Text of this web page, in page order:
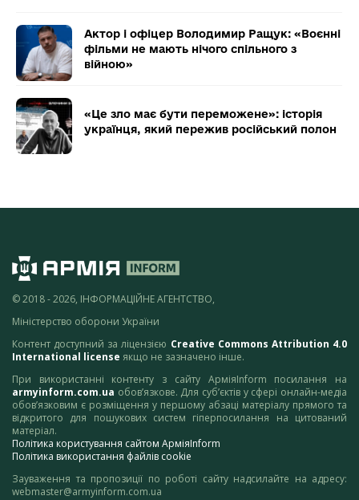
Актор і офіцер Володимир Ращук: «Воєнні
фільми не мають нічого спільного з
війною»
«Це зло має бути переможене»: історія
українця, який пережив російський полон
© 2018 - 2026, ІНФОРМАЦІЙНЕ АГЕНТСТВО,
Міністерство оборони України
Контент доступний за ліцензією Creative Commons Attribution 4.0
International license якщо не зазначено інше.
При використанні контенту з сайту АрміяInform посилання на
armyinform.com.ua обов’язкове. Для суб’єктів у сфері онлайн-медіа
обов’язковим є розміщення у першому абзаці матеріалу прямого та
відкритого для пошукових систем гіперпосилання на цитований
матеріал.
Політика користування сайтом АрміяInform
Політика використання файлів cookie
Зауваження та пропозиції по роботі сайту надсилайте на адресу:
webmaster@armyinform.com.ua